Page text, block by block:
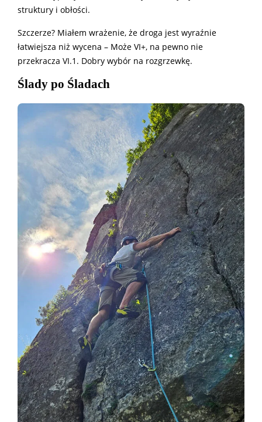
struktury i obłości.
Szczerze? Miałem wrażenie, że droga jest wyraźnie
łatwiejsza niż wycena – Może VI+, na pewno nie
przekracza VI.1. Dobry wybór na rozgrzewkę.
Ślady po Śladach